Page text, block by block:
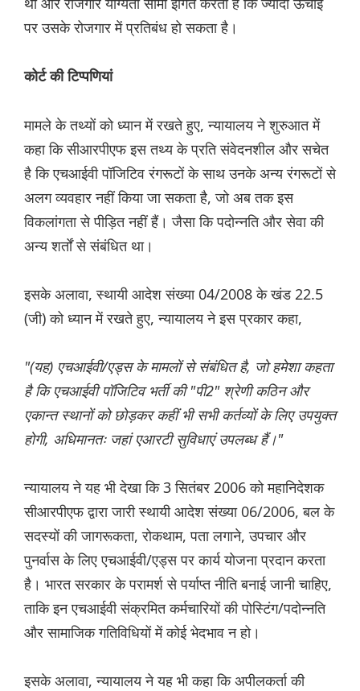
पर उसके रोजगार में प्रतिबंध हो सकता है।
कोर्ट की टिप्पणियां
मामले के तथ्यों को ध्यान में रखते हुए, न्यायालय ने शुरुआत में
कहा कि सीआरपीएफ इस तथ्य के प्रति संवेदनशील और सचेत
है कि एचआईवी पॉजिटिव रंगरूटों के साथ उनके अन्य रंगरूटों से
अलग व्यवहार नहीं किया जा सकता है, जो अब तक इस
विकलांगता से पीड़ित नहीं हैं। जैसा कि पदोन्नति और सेवा की
अन्य शर्तों से संबंधित था।
इसके अलावा, स्थायी आदेश संख्या 04/2008 के खंड 22.5
(जी) को ध्यान में रखते हुए, न्यायालय ने इस प्रकार कहा,
"(यह) एचआईवी/एड्स के मामलों से संबंधित है, जो हमेशा कहता
है कि एचआईवी पॉजिटिव भर्ती की "पी2" श्रेणी कठिन और
एकान्त स्थानों को छोड़कर कहीं भी सभी कर्तव्यों के लिए उपयुक्त
होगी, अधिमानतः जहां एआरटी सुविधाएं उपलब्ध हैं।"
न्यायालय ने यह भी देखा कि 3 सितंबर 2006 को महानिदेशक
सीआरपीएफ द्वारा जारी स्थायी आदेश संख्या 06/2006, बल के
सदस्यों की जागरूकता, रोकथाम, पता लगाने, उपचार और
पुनर्वास के लिए एचआईवी/एड्स पर कार्य योजना प्रदान करता
है। भारत सरकार के परामर्श से पर्याप्त नीति बनाई जानी चाहिए,
ताकि इन एचआईवी संक्रमित कर्मचारियों की पोस्टिंग/पदोन्नति
और सामाजिक गतिविधियों में कोई भेदभाव न हो।
इसके अलावा, न्यायालय ने यह भी कहा कि अपीलकर्ता की